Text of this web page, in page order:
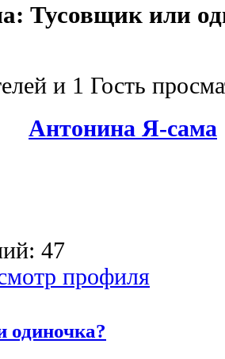
Тусовщик или
и 1 Гость
Антонина Я-сама
47
одиночка?